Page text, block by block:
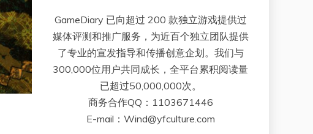
GameDiary 已向超过 200 款独立游戏提供过
媒体评测和推广服务，为近百个独立团队提供
了专业的宣发指导和传播创意企划。我们与
300,000位用户共同成长，全平台累积阅读量
已超过50,000,000次。
商务合作QQ：1103671446
E-mail：Wind@yfculture.com